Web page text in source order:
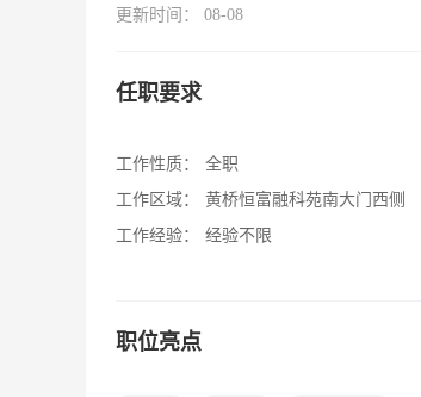
更新时间： 08-08
任职要求
工作性质：
全职
工作区域：
黄桥恒富融科苑南大门西侧
工作经验：
经验不限
职位亮点